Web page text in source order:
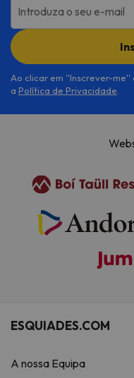
Introduza o seu e-mail
Ao clicar em ''Inscrever-
a Política de Privacidade
ESQUIADES.COM
A nossa Equipa